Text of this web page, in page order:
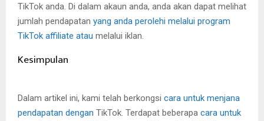
TikTok anda. Di dalam akaun anda, anda akan dapat melihat
jumlah pendapatan yang anda perolehi melalui program
TikTok affiliate atau melalui iklan.
Kesimpulan
Dalam artikel ini, kami telah berkongsi cara untuk menjana
pendapatan dengan TikTok. Terdapat beberapa cara untuk